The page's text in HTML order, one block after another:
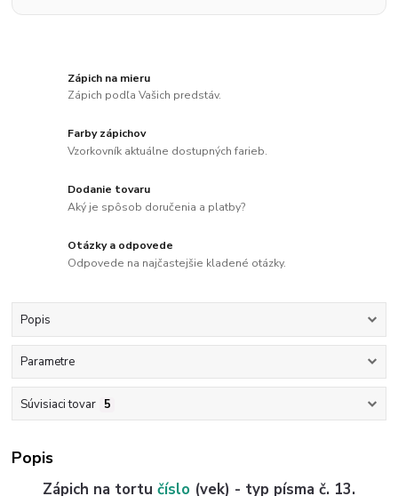
Zápich na mieru
Zápich podľa Vašich predstáv.
Farby zápichov
Vzorkovník aktuálne dostupných farieb.
Dodanie tovaru
Aký je spôsob doručenia a platby?
Otázky a odpovede
Odpovede na najčastejšie kladené otázky.
Popis
Parametre
Súvisiaci tovar 5
Popis
Zápich na tortu číslo (vek) - typ písma č. 13.